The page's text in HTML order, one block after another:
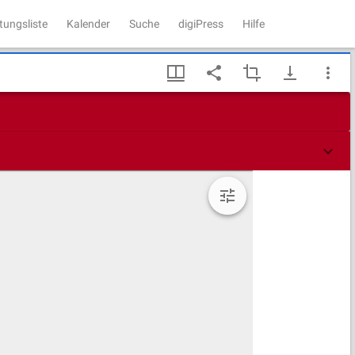
Kalender Suche digiPress Hilfe